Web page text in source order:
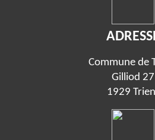
Commune de
Gilliod 27
1929